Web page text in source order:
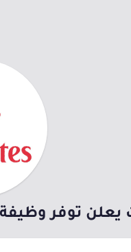
يعلن توفر